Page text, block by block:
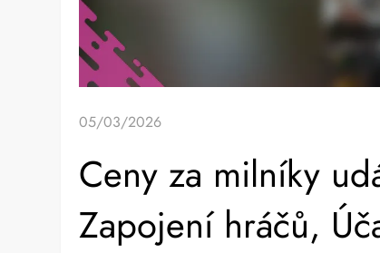
05/03/2026
Ceny za milníky
Zapojení hráčů,